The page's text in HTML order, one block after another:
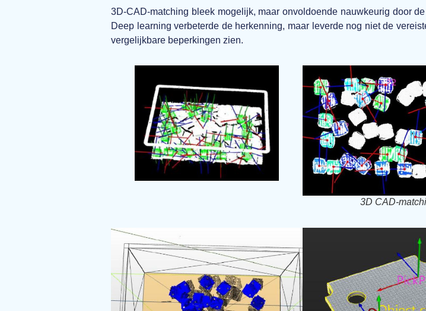
3D-CAD-matching bleek mogelijk, maar onvoldoende nauwkeurig door
Deep learning verbeterde de herkenning, maar leverde nog niet de
vergelijkbare beperkingen zien.
3D CAD-